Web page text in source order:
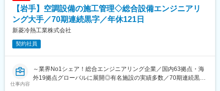
■研修制度：
未経験でも安心。基礎から丁寧に教育します。
入社後は「ビジネスマナー研修」・「オペレーション研修」・
「豊洲市場研修」など、充実した研修をご用意しております。も
■キャリアパス：
店舗運営のキャリアは、店長・エリアマネージャー・ブロックマ
【岩手】空調設備の施工管理◇総合設備エンジニアリ
ング大手／70期連続黒字／年休121日
新菱冷熱工業株式会社
契約社員
仕事内容
～業界No1シェア！総合エンジニアリング企業／国内63拠点・海
外19拠点グローバルに展開◎有名施設の実績多数／70期連続黒字